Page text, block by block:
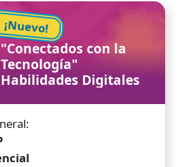
¡Nuevo!
"Conectados con la
Tecnología"
Habilidades Digitales